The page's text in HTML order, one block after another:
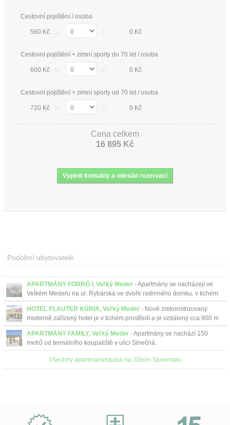
Cestovní pojištění / osoba
560 Kč 0 Kč
Cestovní pojištění + zimní sporty do 70 let / osoba
600 Kč 0 Kč
Cestovní pojištění + zimní sporty od 70 let / osoba
720 Kč 0 Kč
Cena celkem
16 895 Kč
Podobní ubytovatelé
APARTMÁNY FORRÓ I, Veľký Meder - Apartmány se nacházejí ve
Veĺkém Mederu na ul. Rybárská ve dvoře rodinného domku, v tichém
prostředí.
HOTEL PLAUTER KÚRIA, Veľký Meder - Nově zrekonstruovaný
moderně zařízený hotel je v tichém prostředí a je vzdálený cca 900 m
od termálního koupaliště ve Veľkém Mederu....
APARTMÁNY FAMILY, Veľký Meder - Apartmány se nachází 150
metrů od termálního koupaliště v ulici Slnečná.
Všechny apartmány/studia na Jižním Slovensku